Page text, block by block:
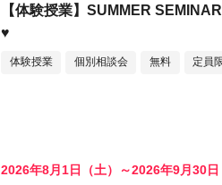
【体験授業】SUMMER
♥
体験授業 個別相談会 無料 定員
2026年8月1日（土）～2026年9月30日